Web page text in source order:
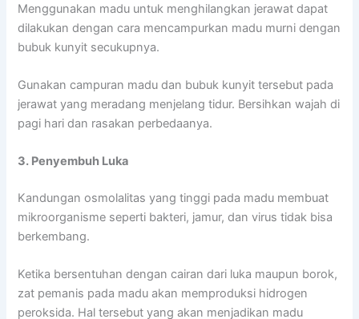
Menggunakan madu untuk menghilangkan jerawat dapat
dilakukan dengan cara mencampurkan madu murni dengan
bubuk kunyit secukupnya.
Gunakan campuran madu dan bubuk kunyit tersebut pada
jerawat yang meradang menjelang tidur. Bersihkan wajah di
pagi hari dan rasakan perbedaanya.
3. Penyembuh Luka
Kandungan osmolalitas yang tinggi pada madu membuat
mikroorganisme seperti bakteri, jamur, dan virus tidak bisa
berkembang.
Ketika bersentuhan dengan cairan dari luka maupun borok,
zat pemanis pada madu akan memproduksi hidrogen
peroksida. Hal tersebut yang akan menjadikan madu